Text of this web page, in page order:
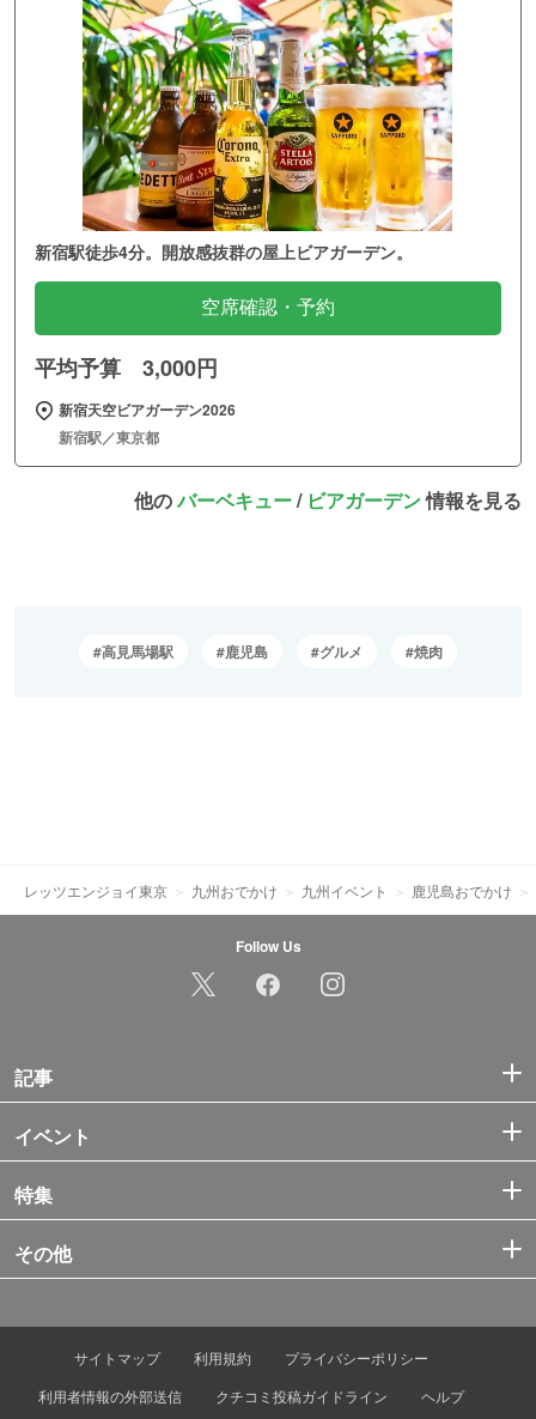
新宿駅徒歩4分。開放感抜群の屋上ビアガーデン。
空席確認・予約
平均予算 3,000円
新宿天空ビアガーデン2026
新宿駅／東京都
他のバーベキュー/ ビアガーデン情報を見る
高見馬場駅 鹿児島 グルメ 焼肉
レッツエンジョイ東京 九州おでかけ 九州イベント 鹿児島おでかけ
Follow Us
記事
イベント
特集
その他
サイトマップ 利用規約
プライバシーポリシー
利用者情報の外部送信
クチコミ投稿ガイドライン ヘルプ